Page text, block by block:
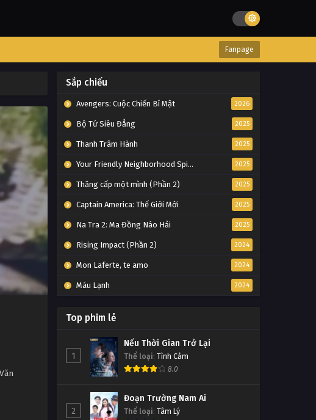
Fanpage
Sắp chiếu
Avengers: Cuộc Chiến Bí Mật 2026
Bộ Tứ Siêu Đẳng 2025
Thanh Trâm Hành 2025
Your Friendly Neighborhood Spider-Man 2025
Thăng cấp một mình (Phần 2) 2025
Captain America: Thế Giới Mới 2025
Na Tra 2: Ma Đồng Náo Hải 2025
Rising Impact (Phần 2) 2024
Mon Laferte, te amo 2024
Máu Lạnh 2024
Top phim lẻ
1
Nếu Thời Gian Trở Lại
Thể loại: Tình Cảm
8.0
2
Đoạn Trường Nam Ai
Thể loại: Tâm Lý